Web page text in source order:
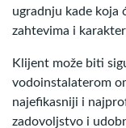
ugradnju kade koja
zahtevima i
Klijent može biti
vodoinstalaterom
najefikasniji i
zadovoljstvo i